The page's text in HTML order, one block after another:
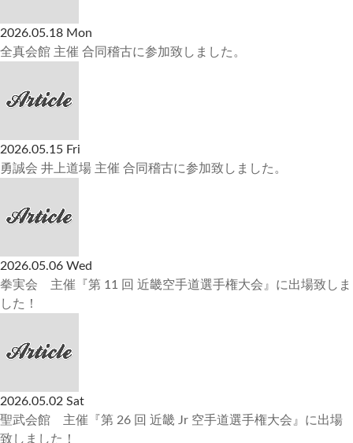
2026.05.18 Mon
全真会館 主催 合同稽古に参加致しました。
2026.05.15 Fri
勇誠会 井上道場 主催 合同稽古に参加致しました。
2026.05.06 Wed
拳実会 主催『第 11 回 近畿空手道選手権大会』に出場致しま
した！
2026.05.02 Sat
聖武会館 主催『第 26 回 近畿 Jr 空手道選手権大会』に出場
致しました！